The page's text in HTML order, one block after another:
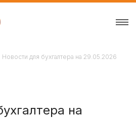
Новости для бухгалтера на 29.05.2026
на